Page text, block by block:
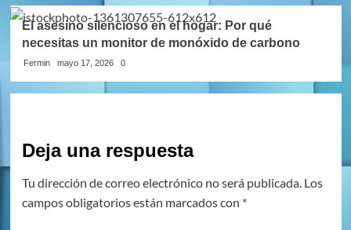
El asesino silencioso en el hogar: Por qué
necesitas un monitor de monóxido de carbono
Fermin mayo 17, 2026 0
Deja una respuesta
Tu dirección de correo electrónico no será publicada. Los
campos obligatorios están marcados con *